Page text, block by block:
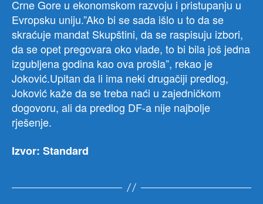
Crne Gore u ekonomskom razvoju i pristupanju u
Evropsku uniju.”Ako bi se sada išlo u to da se
skraćuje mandat Skupštini, da se raspisuju izbori,
da se opet pregovara oko vlade, to bi bila još jedna
izgubljena godina kao ova prošla”, rekao je
Joković.Upitan da li ima neki drugačiji predlog,
Joković kaže da se treba naći u zajedničkom
dogovoru, ali da predlog DF-a nije najbolje
rješenje.
Izvor: Standard